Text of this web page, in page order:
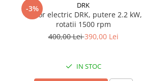
-3% DRK
Motor electric DRK, putere 2.2 kW,
rotatii 1500 rpm
400,00 Lei390,00 Lei
IN STOC